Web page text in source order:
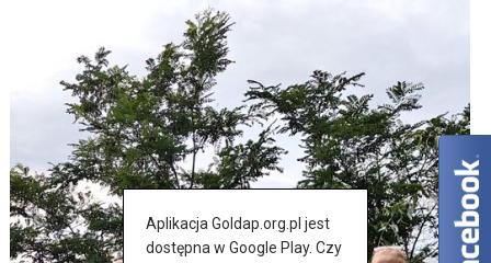
Aplikacja Goldap.org.pl jest
dostępna w Google Play. Czy